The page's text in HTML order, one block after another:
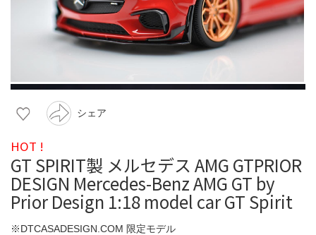
シェア
HOT !
GT SPIRIT製 メルセデス AMG GTPRIOR
DESIGN Mercedes-Benz AMG GT by
Prior Design 1:18 model car GT Spirit
※DTCASADESIGN.COM 限定モデル